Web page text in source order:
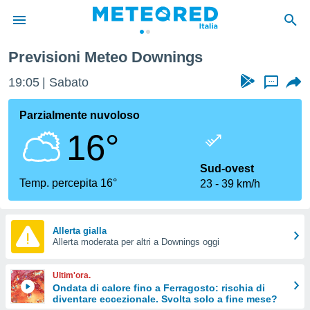
di
per
le
di
Web
le
Previsioni Meteo Downings
19:05 Sabato ...
Parzialmente nuvoloso
16°
Temp. percepita 16°
Sud-ovest
23
39 km/h
Allerta gialla
Allerta moderata per altri a Downings oggi
Ultim'ora.
Ondata di calore fino a Ferragosto: rischia di
diventare eccezionale. Svolta solo a fine mese?